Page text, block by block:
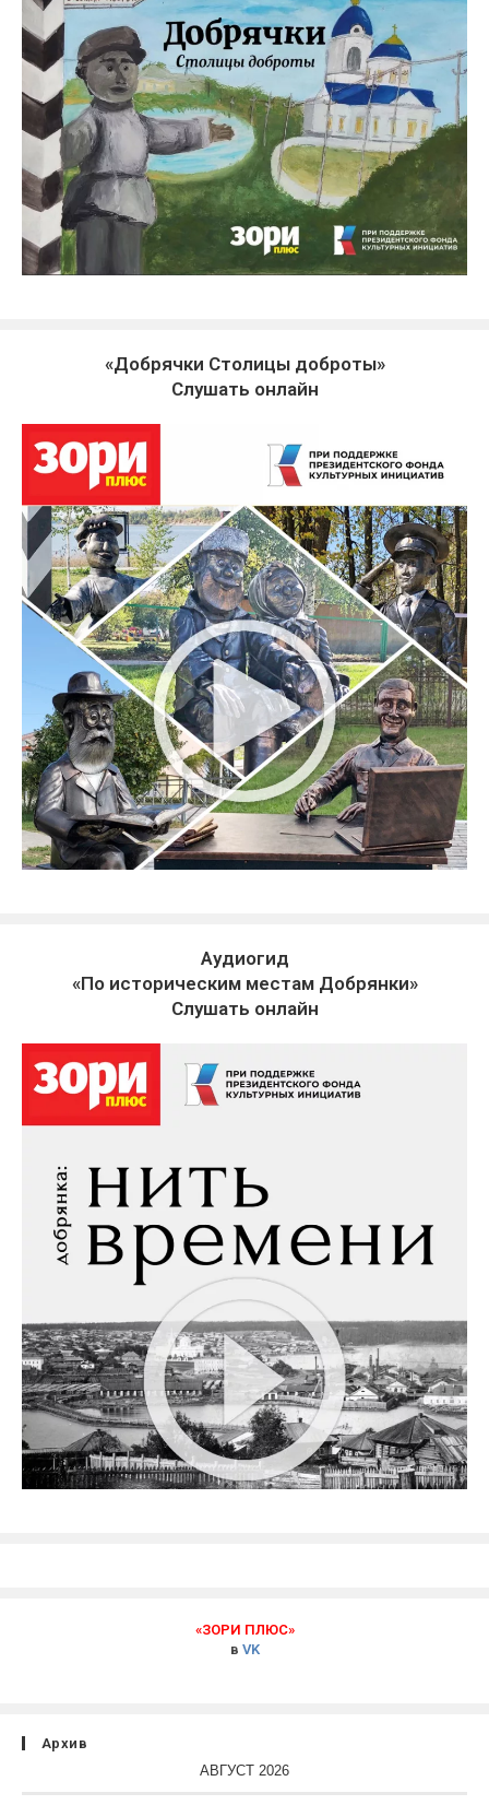
«Добрячки Столицы доброты»
Слушать онлайн
Аудиогид
«По историческим местам Добрянки»
Слушать онлайн
«ЗОРИ ПЛЮС»
в VK
Архив
АВГУСТ 2026